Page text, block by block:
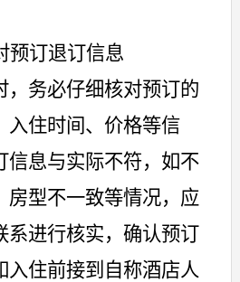
预订退订信息
，务必仔细核对预订的
入住时间、价格等信
信息与实际不符，如不
房型不一致等情况，应
系进行核实，确认预订
入住前接到自称酒店人